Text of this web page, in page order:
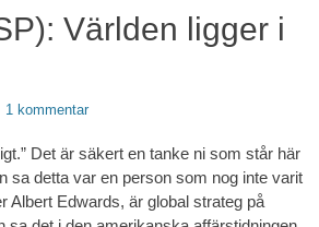
Världen ligger i
1 kommentar
Det är säkert en tanke ni som står här
sa detta var en person som nog inte varit
Albert Edwards, är global strateg på